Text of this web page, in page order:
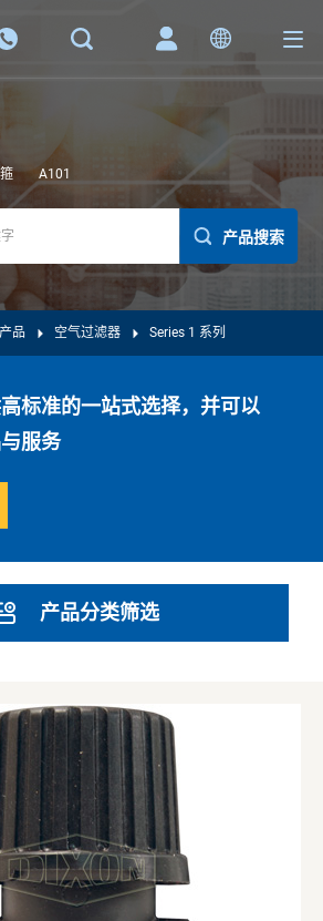
A101
产品搜索
品 空气过滤器 Series 1 系列
标准的一站式选择，并可以
服务
产品分类筛选